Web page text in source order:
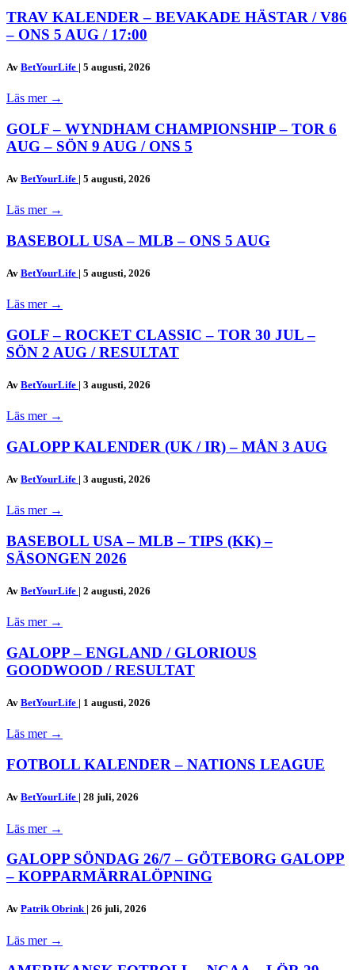
TRAV KALENDER – BEVAKADE HÄSTAR / V86
– ONS 5 AUG / 17:00
Av BetYourLife | 5 augusti, 2026
Läs mer →
GOLF – WYNDHAM CHAMPIONSHIP – TOR 6
AUG – SÖN 9 AUG / ONS 5
Av BetYourLife | 5 augusti, 2026
Läs mer →
BASEBOLL USA – MLB – ONS 5 AUG
Av BetYourLife | 5 augusti, 2026
Läs mer →
GOLF – ROCKET CLASSIC – TOR 30 JUL –
SÖN 2 AUG / RESULTAT
Av BetYourLife | 3 augusti, 2026
Läs mer →
GALOPP KALENDER (UK / IR) – MÅN 3 AUG
Av BetYourLife | 3 augusti, 2026
Läs mer →
BASEBOLL USA – MLB – TIPS (KK) –
SÄSONGEN 2026
Av BetYourLife | 2 augusti, 2026
Läs mer →
GALOPP – ENGLAND / GLORIOUS
GOODWOOD / RESULTAT
Av BetYourLife | 1 augusti, 2026
Läs mer →
FOTBOLL KALENDER – NATIONS LEAGUE
Av BetYourLife | 28 juli, 2026
Läs mer →
GALOPP SÖNDAG 26/7 – GÖTEBORG GALOPP
– KOPPARMÄRRALÖPNING
Av Patrik Obrink | 26 juli, 2026
Läs mer →